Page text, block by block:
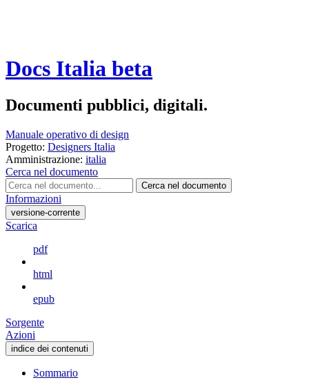
Docs Italia beta
Documenti pubblici, digitali.
Manuale operativo di design
Progetto: Designers Italia
Amministrazione: italia
Cerca nel documento
Cerca nel documento
Informazioni
versione-corrente
Scarica
pdf
html
epub
Sorgente
Azioni
indice dei contenuti
Sommario